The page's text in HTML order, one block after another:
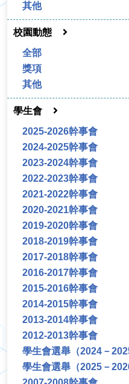
其他
校園動態
全部
獎項
其他
學生會
2025-2026幹事會
2024-2025幹事會
2023-2024幹事會
2022-2023幹事會
2021-2022幹事會
2020-2021幹事會
2019-2020幹事會
2018-2019幹事會
2017-2018幹事會
2016-2017幹事會
2015-2016幹事會
2014-2015幹事會
2013-2014幹事會
2012-2013幹事會
學生會選舉（2024－
學生會選舉（2025－